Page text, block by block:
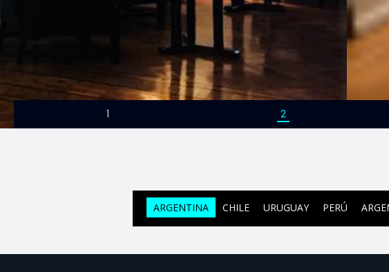
1 2
ARGENTINA CHILE URUGUAY PERÚ